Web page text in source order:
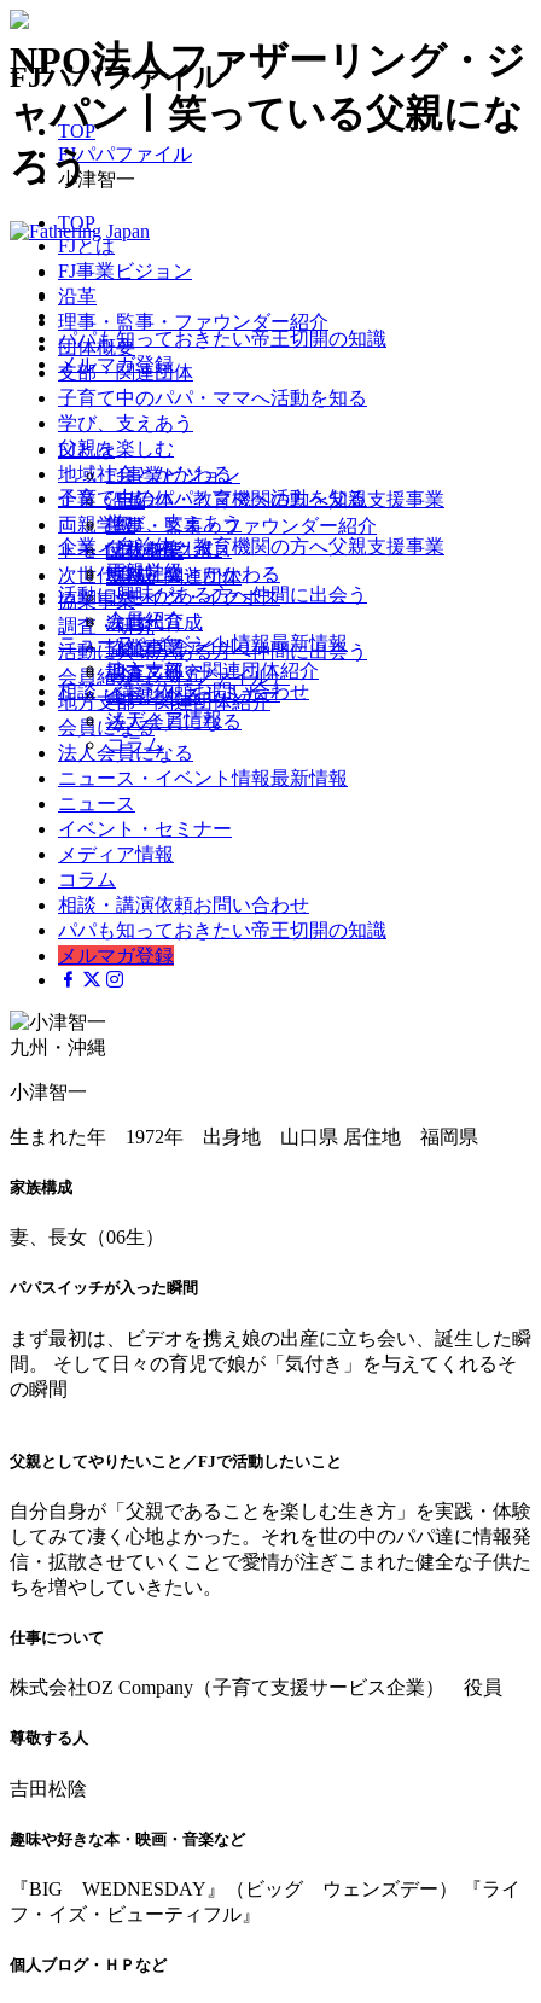
NPO法人ファザーリング・ジ
ャパン丨笑っている父親にな
ろう
パパも知っておきたい帝王切開の知識
メルマガ登録
FJとは
FJ事業ビジョン
沿革
理事・監事・ファウンダー紹介
団体概要
支部・関連団体
子育て中のパパ・ママへ活動を知る
学び、支えあう
父親を楽しむ
地域社会とかかわる
企業・自治体・教育機関の方へ父親支援事業
両親学級
トモイク・イクボス
次世代育成
協業事業
調査・研究
活動に興味がある方へ仲間に出会う
会員紹介
（パパファイル）
地方支部・関連団体紹介
会員になる
法人会員になる
ニュース・イベント情報最新情報
ニュース
イベント・セミナー
メディア情報
コラム
相談・講演依頼お問い合わせ
FJパパファイル
TOP
FJパパファイル
小津智一
TOP
FJとは
FJ事業ビジョン
沿革
理事・監事・ファウンダー紹介
団体概要
支部・関連団体
子育て中のパパ・ママへ活動を知る
学び、支えあう
父親を楽しむ
地域社会とかかわる
企業・自治体・教育機関の方へ父親支援事業
両親学級
トモイク・イクボス
次世代育成
協業事業
調査・研究
活動に興味がある方へ仲間に出会う
会員紹介（パパファイル）
地方支部・関連団体紹介
会員になる
法人会員になる
ニュース・イベント情報最新情報
ニュース
イベント・セミナー
メディア情報
コラム
相談・講演依頼お問い合わせ
パパも知っておきたい帝王切開の知識
メルマガ登録
九州・沖縄
小津智一
生まれた年 1972年 出身地 山口県 居住地 福岡県
家族構成
妻、長女（06生）
パパスイッチが入った瞬間
まず最初は、ビデオを携え娘の出産に立ち会い、誕生した瞬
間。 そして日々の育児で娘が「気付き」を与えてくれるそ
の瞬間
父親としてやりたいこと／FJで活動したいこと
自分自身が「父親であることを楽しむ生き方」を実践・体験
してみて凄く心地よかった。それを世の中のパパ達に情報発
信・拡散させていくことで愛情が注ぎこまれた健全な子供た
ちを増やしていきたい。
仕事について
株式会社OZ Company（子育て支援サービス企業） 役員
尊敬する人
吉田松陰
趣味や好きな本・映画・音楽など
『BIG WEDNESDAY』（ビッグ ウェンズデー） 『ライ
フ・イズ・ビューティフル』
個人ブログ・ＨＰなど